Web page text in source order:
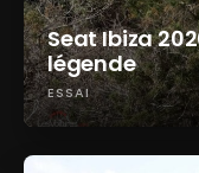
Seat Ibiza
légende
ESSAI